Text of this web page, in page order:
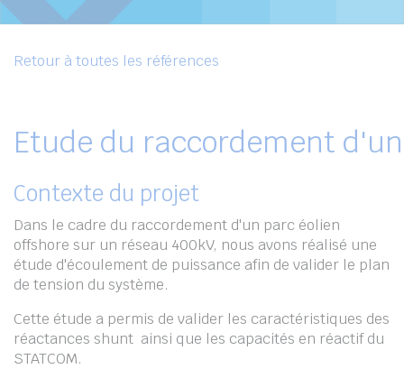
Retour à toutes les références
Etude du raccordement
Contexte du projet
Dans le cadre du raccordement d'un parc éolien
offshore sur un réseau 400kV, nous avons réalisé une
étude d'écoulement de puissance afin de valider le plan
de tension du système.
Cette étude a permis de valider les caractéristiques des
réactances shunt ainsi que les capacités en réactif du
STATCOM.